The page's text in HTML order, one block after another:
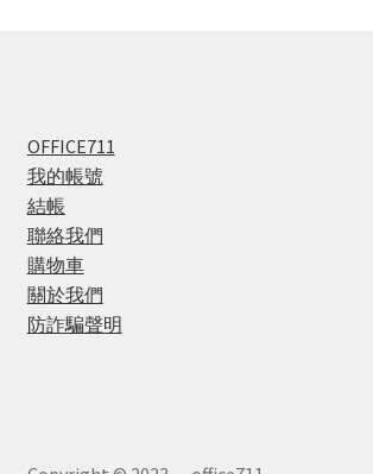
OFFICE711
我的帳號
結帳
聯絡我們
購物車
關於我們
防詐騙聲明